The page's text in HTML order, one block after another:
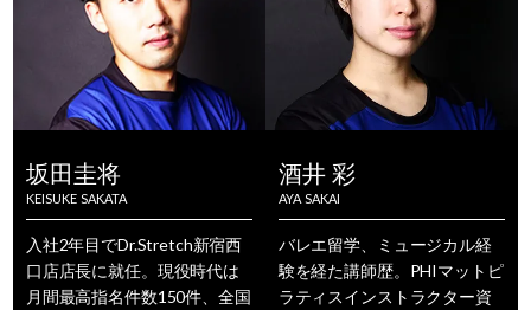
坂田圭将
KEISUKE SAKATA
入社2年目でDr.Stretch新宿西
口店店長に就任。現役時代は
月間最高指名件数150件、全国
酒井 彩
AYA SAKAI
バレエ留学、ミュージカル経
験を経た講師歴。PHIマットピ
ラティスインストラクター資